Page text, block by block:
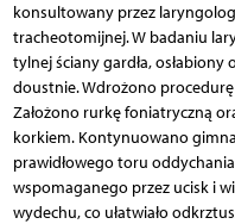
konsultowany przez
tracheotomijnej. W badaniu
tylnej ściany gardła, osłabiony
doustnie. Wdrożono
Założono rurkę foniatryczną
korkiem. Kontynuowano
prawidłowego toru
wspomaganego przez ucisk i
wydechu, co ułatwiało